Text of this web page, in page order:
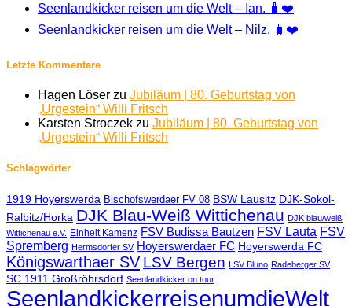
Seenlandkicker reisen um die Welt – Ian. 🧳❤️
Seenlandkicker reisen um die Welt – Nilz. 🧳❤️
Letzte Kommentare
Hagen Löser zu Jubiläum | 80. Geburtstag von
„Urgestein“ Willi Fritsch
Karsten Stroczek zu Jubiläum | 80. Geburtstag von
„Urgestein“ Willi Fritsch
Schlagwörter
1919 Hoyerswerda Bischofswerdaer FV 08 BSW Lausitz DJK-Sokol-
Ralbitz/Horka DJK Blau-Weiß Wittichenau DJK blau/weiß
Wittichenau e.V. Einheit Kamenz FSV Budissa Bautzen FSV Lauta FSV
Spremberg Hermsdorfer SV Hoyerswerdaer FC Hoyerswerda FC
Königswarthaer SV LSV Bergen LSV Bluno Radeberger SV
SC 1911 Großröhrsdorf Seenlandkicker on tour
SeenlandkickerreisenumdieWelt